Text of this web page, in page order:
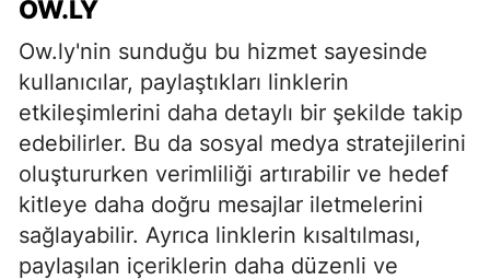
OW.LY
Ow.ly'nin sunduğu bu hizmet sayesinde
kullanıcılar, paylaştıkları linklerin
etkileşimlerini daha detaylı bir şekilde takip
edebilirler. Bu da sosyal medya stratejilerini
oluştururken verimliliği artırabilir ve hedef
kitleye daha doğru mesajlar iletmelerini
sağlayabilir. Ayrıca linklerin kısaltılması,
paylaşılan içeriklerin daha düzenli ve